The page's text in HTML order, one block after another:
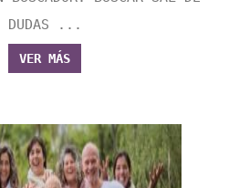
DUDAS ...
VER MÁS